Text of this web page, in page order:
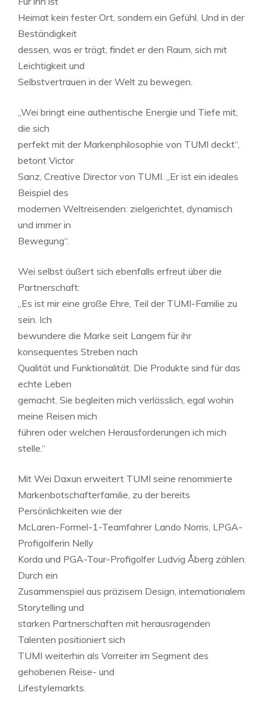
Heimat kein fester Ort, sondern ein Gefühl. Und in der
Beständigkeit
dessen, was er trägt, findet er den Raum, sich mit
Leichtigkeit und
Selbstvertrauen in der Welt zu bewegen.
„Wei bringt eine authentische Energie und Tiefe mit,
die sich
perfekt mit der Markenphilosophie von TUMI deckt“,
betont Victor
Sanz, Creative Director von TUMI. „Er ist ein ideales
Beispiel des
modernen Weltreisenden: zielgerichtet, dynamisch
und immer in
Bewegung“.
Wei selbst äußert sich ebenfalls erfreut über die
Partnerschaft:
„Es ist mir eine große Ehre, Teil der TUMI-Familie zu
sein. Ich
bewundere die Marke seit Langem für ihr
konsequentes Streben nach
Qualität und Funktionalität. Die Produkte sind für das
echte Leben
gemacht. Sie begleiten mich verlässlich, egal wohin
meine Reisen mich
führen oder welchen Herausforderungen ich mich
stelle.“
Mit Wei Daxun erweitert TUMI seine renommierte
Markenbotschafterfamilie, zu der bereits
Persönlichkeiten wie der
McLaren-Formel-1-Teamfahrer Lando Norris, LPGA-
Profigolferin Nelly
Korda und PGA-Tour-Profigolfer Ludvig Åberg zählen.
Durch ein
Zusammenspiel aus präzisem Design, internationalem
Storytelling und
starken Partnerschaften mit herausragenden
Talenten positioniert sich
TUMI weiterhin als Vorreiter im Segment des
gehobenen Reise- und
Lifestylemarkts.